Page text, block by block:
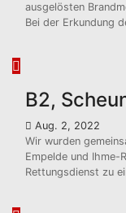
ausgelösten
Bei der Erkundung
B2,
Aug. 2, 2022
Wir wurden
Empelde und Ihme-
Rettungsdienst zu